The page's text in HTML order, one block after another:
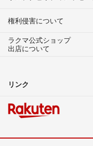
権利侵害について
ラクマ公式ショップ
出店について
リンク